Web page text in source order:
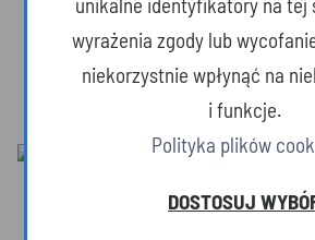
Dzika
wyrażenia zgody lub
niekorzystnie wpłynąć na
i funkcje.
Polityka plików
DOSTOSUJ